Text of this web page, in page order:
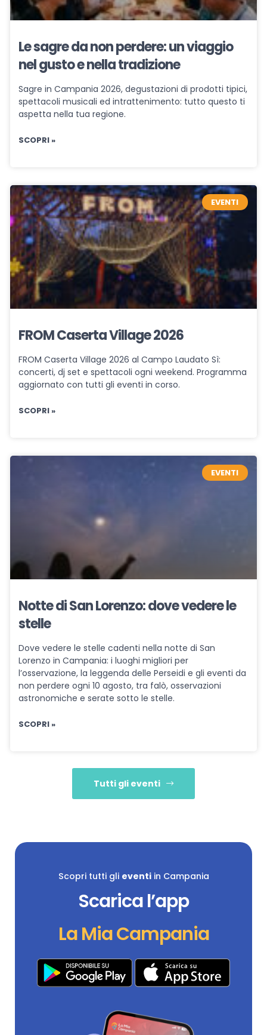
Le sagre da non perdere: un viaggio
nel gusto e nella tradizione
Sagre in Campania 2026, degustazioni di prodotti tipici,
spettacoli musicali ed intrattenimento: tutto questo ti
aspetta nella tua regione.
SCOPRI »
EVENTI
FROM Caserta Village 2026
FROM Caserta Village 2026 al Campo Laudato Sì:
concerti, dj set e spettacoli ogni weekend. Programma
aggiornato con tutti gli eventi in corso.
SCOPRI »
EVENTI
Notte di San Lorenzo: dove vedere le
stelle
Dove vedere le stelle cadenti nella notte di San
Lorenzo in Campania: i luoghi migliori per
l’osservazione, la leggenda delle Perseidi e gli eventi da
non perdere ogni 10 agosto, tra falò, osservazioni
astronomiche e serate sotto le stelle.
SCOPRI »
Tutti gli eventi
Scopri tutti gli eventiin Campania
Scarica l’app
La Mia Campania